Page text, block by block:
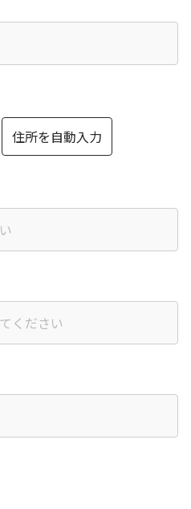
住所を自動入力